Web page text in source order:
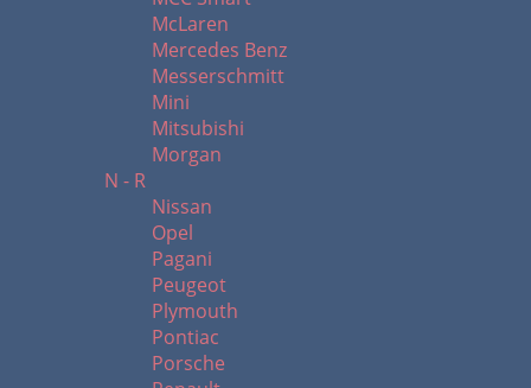
McLaren
Mercedes Benz
Messerschmitt
Mini
Mitsubishi
Morgan
N - R
Nissan
Opel
Pagani
Peugeot
Plymouth
Pontiac
Porsche